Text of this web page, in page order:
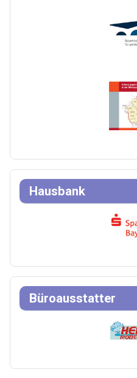
Hausbank
Büroausstatter